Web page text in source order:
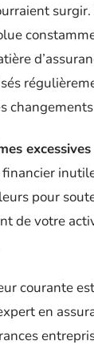
excessives
pour
de votre
courante
en